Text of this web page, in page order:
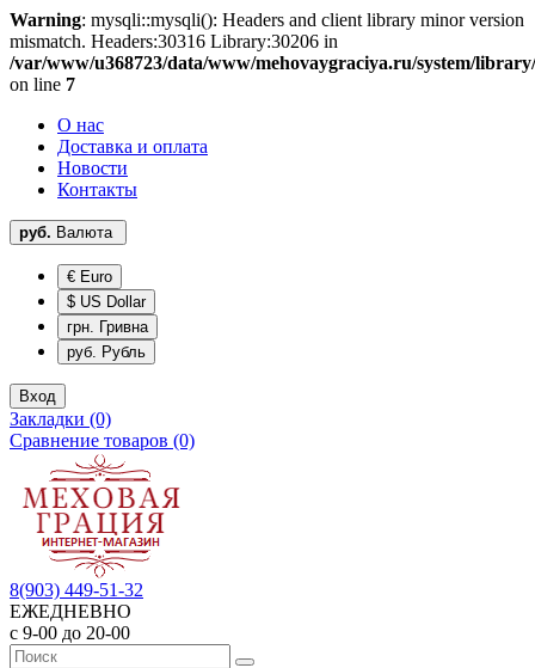
Warning: mysqli::mysqli(): Headers and client library minor version
mismatch. Headers:30316 Library:30206 in
/var/www/u368723/data/www/mehovaygraciya.ru/system/
on line 7
О нас
Доставка и оплата
Новости
Контакты
руб. Валюта
€ Euro
$ US Dollar
грн. Гривна
руб. Рубль
Вход
Закладки (0)
Сравнение товаров (0)
8(903) 449-51-32
ЕЖЕДНЕВНО
с 9-00 до 20-00